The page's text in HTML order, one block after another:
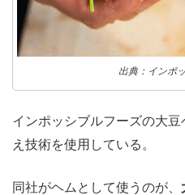
出典：インポ
インポッシブルフーズの大
え技術を使用している。
同社がヘムとして使うのが、